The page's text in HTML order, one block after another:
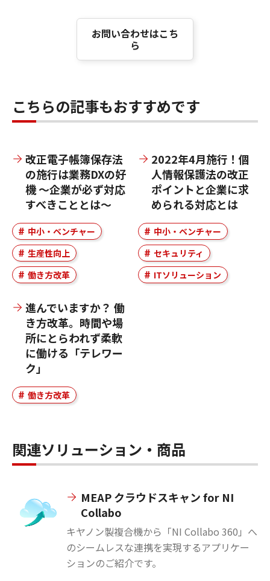
お問い合わせはこち
ら
こちらの記事もおすすめです
改正電子帳簿保存法
の施行は業務DXの好
機 ～企業が必ず対応
すべきこととは～
中小・ベンチャー
生産性向上
働き方改革
2022年4月施行！個
人情報保護法の改正
ポイントと企業に求
められる対応とは
中小・ベンチャー
セキュリティ
ITソリューション
進んでいますか？ 働
き方改革。時間や場
所にとらわれず柔軟
に働ける「テレワー
ク」
働き方改革
関連ソリューション・商品
MEAP クラウドスキャン for NI
Collabo
キヤノン製複合機から「NI Collabo 360」へ
のシームレスな連携を実現するアプリケー
ションのご紹介です。